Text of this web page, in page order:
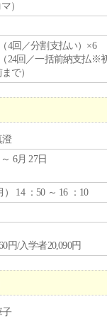
）
4回／分割支払い）×6
（24回／一括前納支払※
で）
6月 27日
） 14 ：50 ～ 16 ：10
円/入学者20,090円